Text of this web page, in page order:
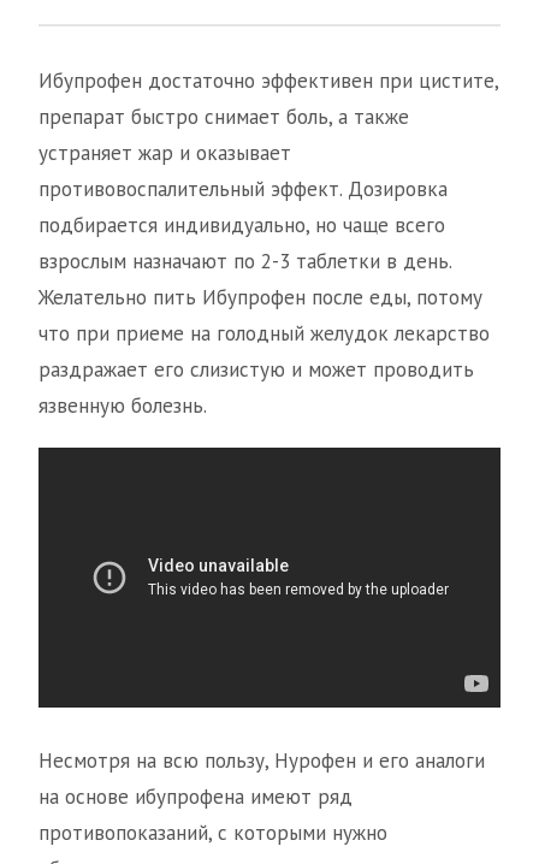
Ибупрофен достаточно эффективен при цистите,
препарат быстро снимает боль, а также
устраняет жар и оказывает
противовоспалительный эффект. Дозировка
подбирается индивидуально, но чаще всего
взрослым назначают по 2-3 таблетки в день.
Желательно пить Ибупрофен после еды, потому
что при приеме на голодный желудок лекарство
раздражает его слизистую и может проводить
язвенную болезнь.
Несмотря на всю пользу, Нурофен и его аналоги
на основе ибупрофена имеют ряд
противопоказаний, с которыми нужно